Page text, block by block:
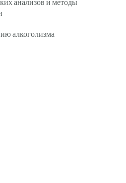
анализов и методы
алкоголизма